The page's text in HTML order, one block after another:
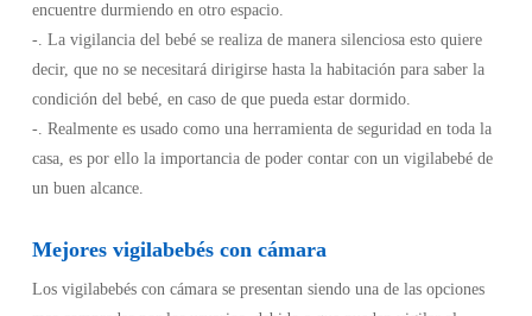
encuentre durmiendo en otro espacio.
-. La vigilancia del bebé se realiza de manera silenciosa esto quiere
decir, que no se necesitará dirigirse hasta la habitación para saber la
condición del bebé, en caso de que pueda estar dormido.
-. Realmente es usado como una herramienta de seguridad en toda la
casa, es por ello la importancia de poder contar con un vigilabebé de
un buen alcance.
Mejores vigilabebés con cámara
Los vigilabebés con cámara se presentan siendo una de las opciones